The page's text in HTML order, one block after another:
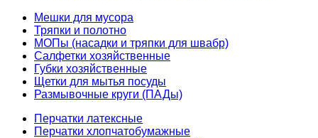
Мешки для мусора
Тряпки и полотно
МОПы (насадки и тряпки для швабр)
Салфетки хозяйственные
Губки хозяйственные
Щетки для мытья посуды
Размывочные круги (ПАДы)
Перчатки латексные
Перчатки хлопчатобумажные